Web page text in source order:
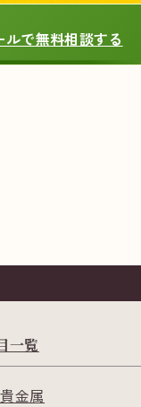
ルで無料相談する
一覧
金属